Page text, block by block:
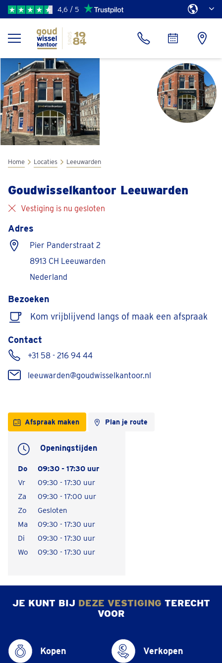
4,6 / 5
Home Locaties Leeuwarden
Goudwisselkantoor Leeuwarden
Vestiging is nu gesloten
Adres
Pier Panderstraat 2
8913 CH Leeuwarden
Nederland
Bezoeken
Kom vrijblijvend langs of maak een afspraak
Contact
+31 58 - 216 94 44
leeuwarden@goudwisselkantoor.nl
Afspraak maken Plan je route
Openingstijden
Do
09:30 - 17:30 uur
Vr
09:30 - 17:30 uur
Za
09:30 - 17:00 uur
Zo
Gesloten
Ma
09:30 - 17:30 uur
Di
09:30 - 17:30 uur
Wo
09:30 - 17:30 uur
JE KUNT BIJ DEZE VESTIGING TERECHT
VOOR
Kopen Verkopen